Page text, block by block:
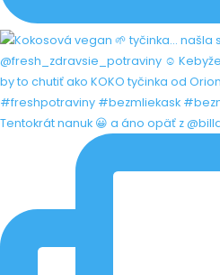
Tentokrát nanuk 😀 a áno opäť z